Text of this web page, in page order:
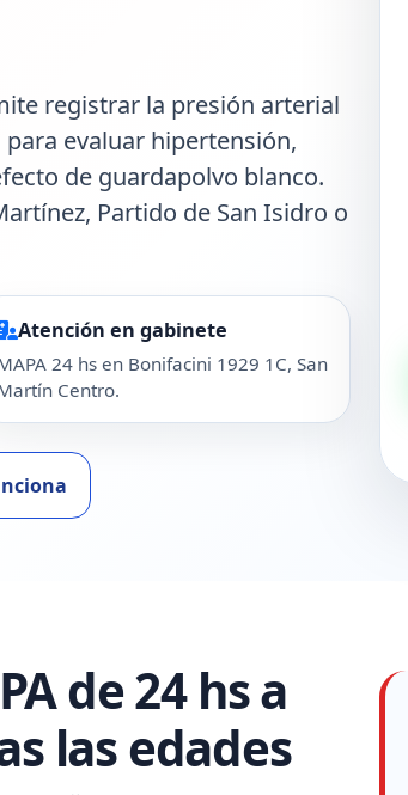
registrar la presión arterial
evaluar hipertensión,
de guardapolvo blanco.
Partido de San Isidro o
Atención en gabinete
24 hs en Bonifacini 1929 1C, San
Centro.
de 24 hs a
las edades